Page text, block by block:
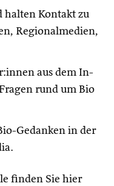
halten Kontakt zu
Regionalmedien,
aus dem In-
rund um Bio
Gedanken in der
finden Sie hier